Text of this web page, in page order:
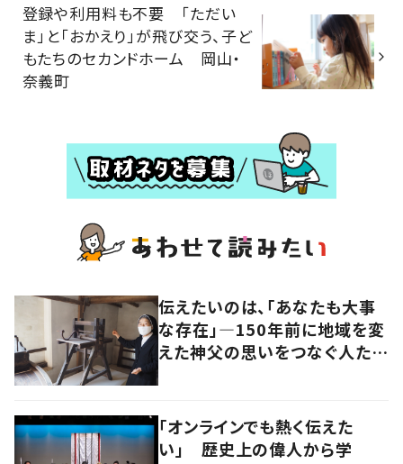
登録や利用料も不要 「ただい
ま」と「おかえり」が飛び交う、子ど
もたちのセカンドホーム 岡山・
奈義町
伝えたいのは、「あなたも大事
な存在」―150年前に地域を変
えた神父の思いをつなぐ人た
「オンラインでも熱く伝えた
い」 歴史上の偉人から学